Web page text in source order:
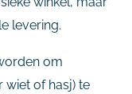
levering.
om
wiet of hasj) te